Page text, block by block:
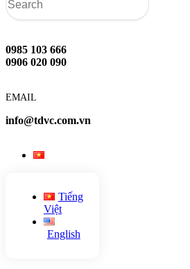
0985 103 666
0906 020 090
EMAIL
info@tdvc.com.vn
Tiếng
Việt
English